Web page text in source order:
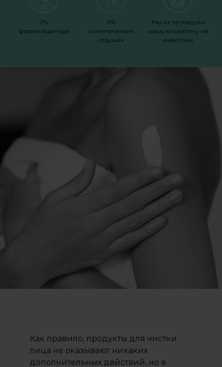
0%
формальдегида
0%
синтетических
отдушек
Мы не тестируем
нашу косметику на
животных
Как правило, продукты для чистки
лица не оказывают никаких
дополнительных действий, но в